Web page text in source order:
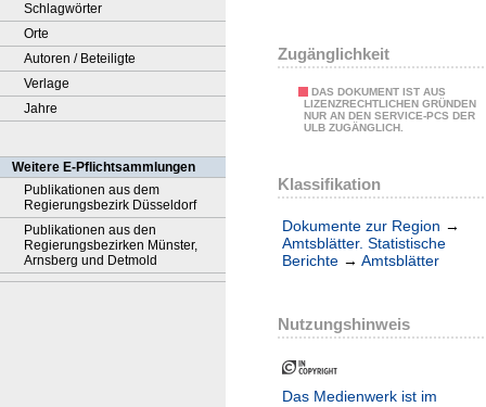
Schlagwörter
Orte
Autoren / Beteiligte
Verlage
Jahre
Weitere E-Pflichtsammlungen
Publikationen aus dem
Regierungsbezirk Düsseldorf
Publikationen aus den
Regierungsbezirken Münster,
Arnsberg und Detmold
Zugänglichkeit
DAS DOKUMENT IST AUS
LIZENZRECHTLICHEN GRÜNDEN
NUR AN DEN SERVICE-PCS DER
ULB ZUGÄNGLICH.
Klassifikation
Dokumente zur Region →
Amtsblätter. Statistische
Berichte → Amtsblätter
Nutzungshinweis
Das Medienwerk ist im